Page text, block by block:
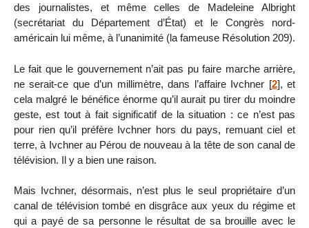
des journalistes, et même celles de Madeleine Albright
(secrétariat du Département d’État) et le Congrès nord-
américain lui même, à l’unanimité (la fameuse Résolution 209).
Le fait que le gouvernement n’ait pas pu faire marche arrière,
ne serait-ce que d’un millimètre, dans l’affaire Ivchner [2], et
cela malgré le bénéfice énorme qu’il aurait pu tirer du moindre
geste, est tout à fait significatif de la situation : ce n’est pas
pour rien qu’il préfère Ivchner hors du pays, remuant ciel et
terre, à Ivchner au Pérou de nouveau à la tête de son canal de
télévision. Il y a bien une raison.
Mais Ivchner, désormais, n’est plus le seul propriétaire d’un
canal de télévision tombé en disgrâce aux yeux du régime et
qui a payé de sa personne le résultat de sa brouille avec le